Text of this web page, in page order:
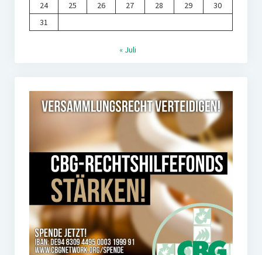
24 25 26 27 28 29
30
31
« Juli